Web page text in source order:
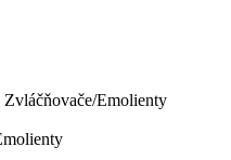
Zvláčňovače/Emolienty